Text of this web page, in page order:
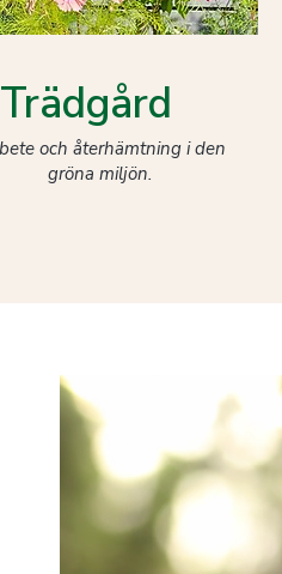
Trädgård
och återhämtning i den
gröna miljön.